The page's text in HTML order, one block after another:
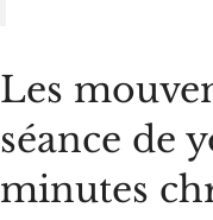
Les
séance de
minutes